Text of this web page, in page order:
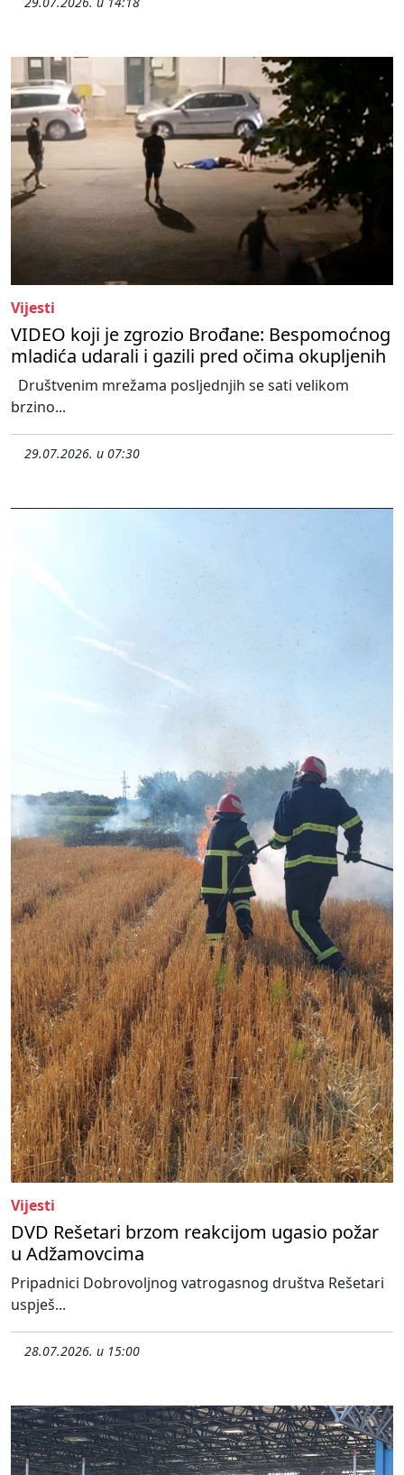
Vijesti
VIDEO koji je zgrozio Brođane: Bespomoćnog
mladića udarali i gazili pred očima okupljenih
Društvenim mrežama posljednjih se sati velikom
brzino...
29.07.2026. u 07:30
Vijesti
DVD Rešetari brzom reakcijom ugasio požar
u Adžamovcima
Pripadnici Dobrovoljnog vatrogasnog društva Rešetari
uspješ...
28.07.2026. u 15:00